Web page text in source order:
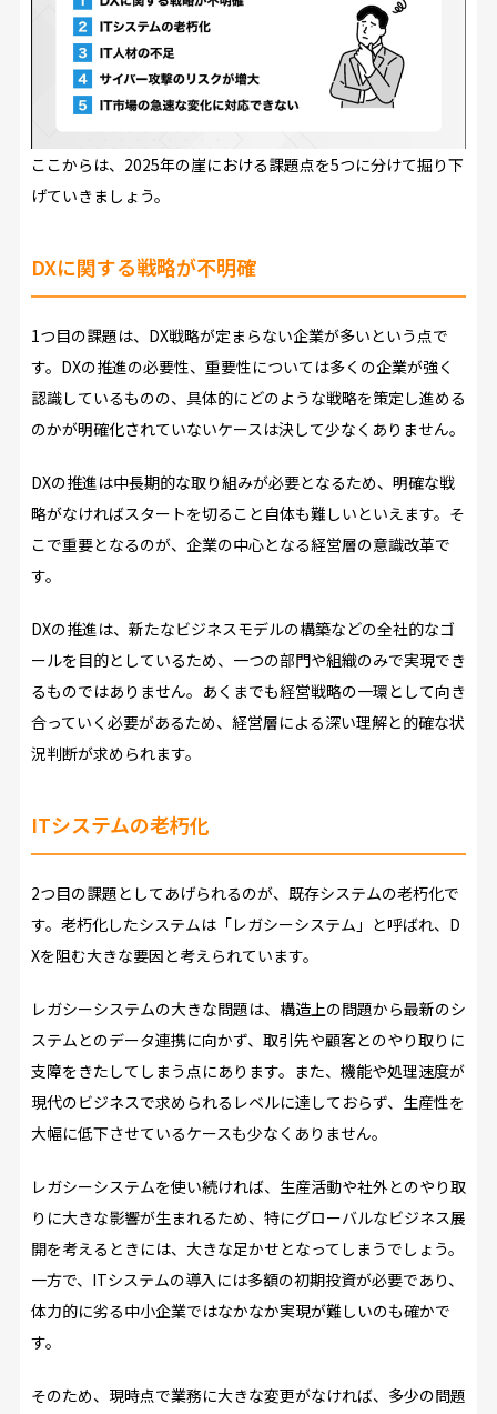
ここからは、2025年の崖における課題点を5つに分けて掘り下
げていきましょう。
DXに関する戦略が不明確
1つ目の課題は、DX戦略が定まらない企業が多いという点で
す。DXの推進の必要性、重要性については多くの企業が強く
認識しているものの、具体的にどのような戦略を策定し進める
のかが明確化されていないケースは決して少なくありません。
DXの推進は中長期的な取り組みが必要となるため、明確な戦
略がなければスタートを切ること自体も難しいといえます。そ
こで重要となるのが、企業の中心となる経営層の意識改革で
す。
DXの推進は、新たなビジネスモデルの構築などの全社的なゴ
ールを目的としているため、一つの部門や組織のみで実現でき
るものではありません。あくまでも経営戦略の一環として向き
合っていく必要があるため、経営層による深い理解と的確な状
況判断が求められます。
ITシステムの老朽化
2つ目の課題としてあげられるのが、既存システムの老朽化で
す。老朽化したシステムは「レガシーシステム」と呼ばれ、D
Xを阻む大きな要因と考えられています。
レガシーシステムの大きな問題は、構造上の問題から最新のシ
ステムとのデータ連携に向かず、取引先や顧客とのやり取りに
支障をきたしてしまう点にあります。また、機能や処理速度が
現代のビジネスで求められるレベルに達しておらず、生産性を
大幅に低下させているケースも少なくありません。
レガシーシステムを使い続ければ、生産活動や社外とのやり取
りに大きな影響が生まれるため、特にグローバルなビジネス展
開を考えるときには、大きな足かせとなってしまうでしょう。
一方で、ITシステムの導入には多額の初期投資が必要であり、
体力的に劣る中小企業ではなかなか実現が難しいのも確かで
す。
そのため、現時点で業務に大きな変更がなければ、多少の問題